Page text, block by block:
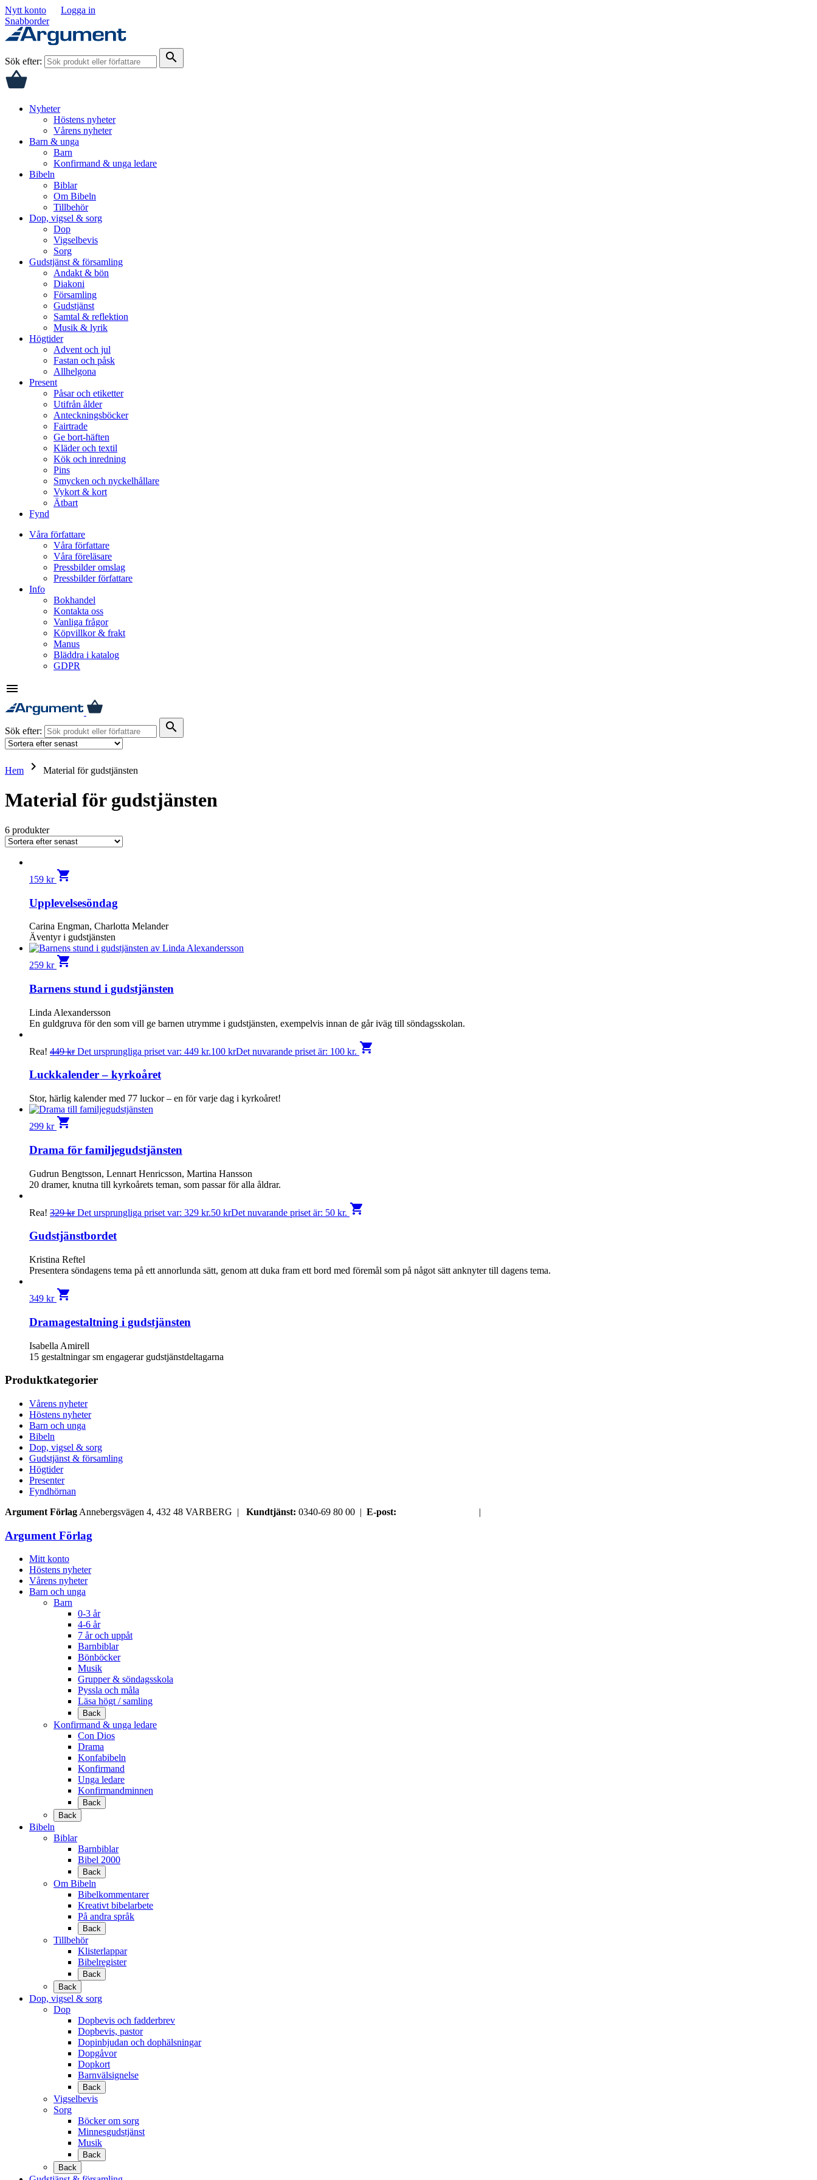
Nytt konto
Logga in
Snabborder
Sök efter: search
Nyheter
Höstens nyheter
Vårens nyheter
Barn & unga
Barn
Konfirmand & unga ledare
Bibeln
Biblar
Om Bibeln
Tillbehör
Dop, vigsel & sorg
Dop
Vigselbevis
Sorg
Gudstjänst & församling
Andakt & bön
Diakoni
Församling
Gudstjänst
Samtal & reflektion
Musik & lyrik
Högtider
Advent och jul
Fastan och påsk
Allhelgona
Present
Påsar och etiketter
Utifrån ålder
Anteckningsböcker
Fairtrade
Ge bort-häften
Kläder och textil
Kök och inredning
Pins
Smycken och nyckelhållare
Vykort & kort
Ätbart
Fynd
Våra författare
Våra författare
Våra föreläsare
Pressbilder omslag
Pressbilder författare
Info
Bokhandel
Kontakta oss
Vanliga frågor
Köpvillkor & frakt
Manus
Bläddra i katalog
GDPR
menu
Sök efter: search
Hem keyboard_arrow_right Material för gudstjänsten
Material för gudstjänsten
6 produkter
159 kr shopping_cart
Upplevelsesöndag
Carina Engman, Charlotta Melander
Äventyr i gudstjänsten
259 kr shopping_cart
Barnens stund i gudstjänsten
Linda Alexandersson
En guldgruva för den som vill ge barnen utrymme i gudstjänsten, exempelvis innan de går iväg till söndagsskolan.
Rea! 449kr Det ursprungliga priset var: 449 kr.100 krDet nuvarande priset är: 100 kr. shopping_cart
Luckkalender – kyrkoåret
Stor, härlig kalender med 77 luckor – en för varje dag i kyrkoåret!
299 kr shopping_cart
Drama för familjegudstjänsten
Gudrun Bengtsson, Lennart Henricsson, Martina Hansson
20 dramer, knutna till kyrkoårets teman, som passar för alla åldrar.
Rea! 329kr Det ursprungliga priset var: 329 kr.50 krDet nuvarande priset är: 50 kr. shopping_cart
Gudstjänstbordet
Kristina Reftel
Presentera söndagens tema på ett annorlunda sätt, genom att duka fram ett bord med föremål som på något sätt anknyter till dagens tema.
349 kr shopping_cart
Dramagestaltning i gudstjänsten
Isabella Amirell
15 gestaltningar sm engagerar gudstjänstdeltagarna
Produktkategorier
Vårens nyheter
Höstens nyheter
Barn och unga
Bibeln
Dop, vigsel & sorg
Gudstjänst & församling
Högtider
Presenter
Fyndhörnan
Argument Förlag Annebergsvägen 4, 432 48 VARBERG | Kundtjänst: 0340-69 80 00 | E-post: |
Argument Förlag
Mitt konto
Höstens nyheter
Vårens nyheter
Barn och unga
Barn
0-3 år
4-6 år
7 år och uppåt
Barnbiblar
Bönböcker
Musik
Grupper & söndagsskola
Pyssla och måla
Läsa högt / samling
Back
Konfirmand & unga ledare
Con Dios
Drama
Konfabibeln
Konfirmand
Unga ledare
Konfirmandminnen
Back
Back
Bibeln
Biblar
Barnbiblar
Bibel 2000
Back
Om Bibeln
Bibelkommentarer
Kreativt bibelarbete
På andra språk
Back
Tillbehör
Klisterlappar
Bibelregister
Back
Back
Dop, vigsel & sorg
Dop
Dopbevis och fadderbrev
Dopbevis, pastor
Dopinbjudan och dophälsningar
Dopgåvor
Dopkort
Barnvälsignelse
Back
Vigselbevis
Sorg
Böcker om sorg
Minnesgudstjänst
Musik
Back
Back